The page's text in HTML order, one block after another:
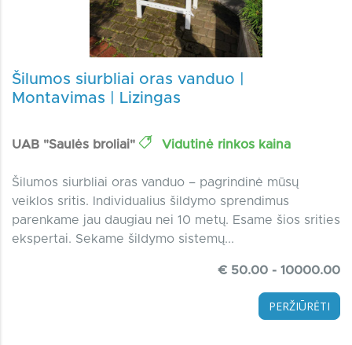
Šilumos siurbliai oras vanduo |
Montavimas | Lizingas
UAB "Saulės broliai" Vidutinė rinkos kaina
Šilumos siurbliai oras vanduo – pagrindinė mūsų
veiklos sritis. Individualius šildymo sprendimus
parenkame jau daugiau nei 10 metų. Esame šios srities
ekspertai. Sekame šildymo sistemų...
€ 50.00 - 10000.00
PERŽIŪRĖTI